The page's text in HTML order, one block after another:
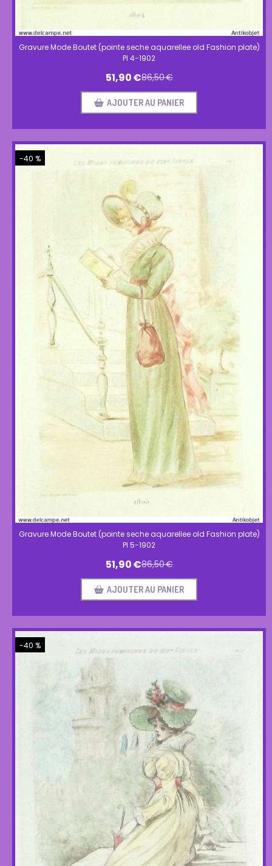
Gravure Mode Boutet (pointe seche aquarellee old Fashion plate)
Pl 4-1902
51,90€86,50€
AJOUTER AU PANIER
-40 %
Gravure Mode Boutet (pointe seche aquarellee old Fashion plate)
Pl 5-1902
51,90€86,50€
AJOUTER AU PANIER
-40 %